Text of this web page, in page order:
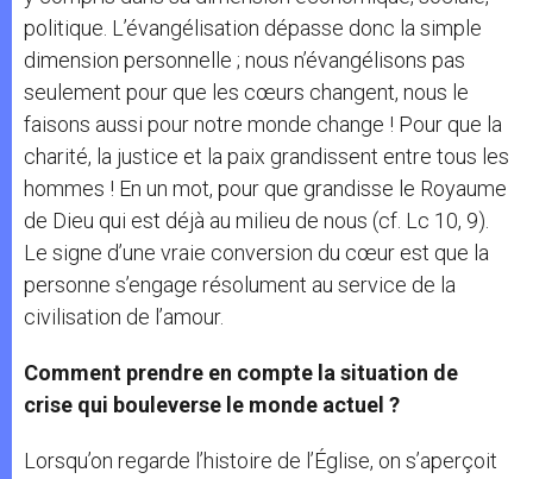
politique. L’évangélisation dépasse donc la simple
dimension personnelle ; nous n’évangélisons pas
seulement pour que les cœurs changent, nous le
faisons aussi pour notre monde change ! Pour que la
charité, la justice et la paix grandissent entre tous les
hommes ! En un mot, pour que grandisse le Royaume
de Dieu qui est déjà au milieu de nous (cf. Lc 10, 9).
Le signe d’une vraie conversion du cœur est que la
personne s’engage résolument au service de la
civilisation de l’amour.
Comment prendre en compte la situation de
crise qui bouleverse le monde actuel ?
Lorsqu’on regarde l’histoire de l’Église, on s’aperçoit